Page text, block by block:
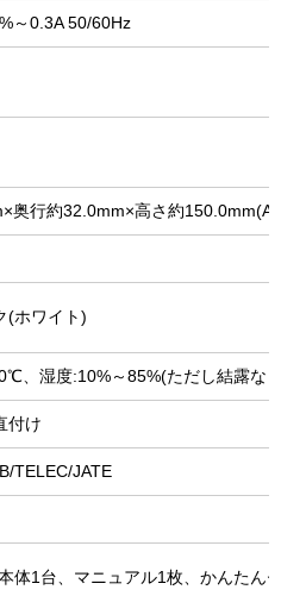
～0.3A 50/60Hz
奥行約32.0mm×高さ約
(ホワイト)
、湿度:10%～85%(ただし結露な
付け
TELEC/JATE
体1台、マニュアル1枚、かんたん